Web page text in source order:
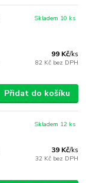
99 Kč/ks
82 Kč bez DPH
Skladem 10 ks
Přidat do košíku
39 Kč/ks
32 Kč bez DPH
Skladem 12 ks